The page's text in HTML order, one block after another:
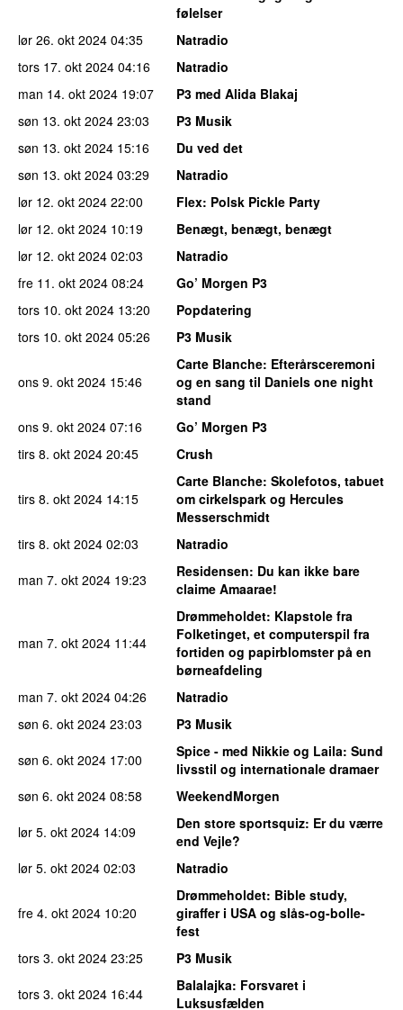
følelser
lør 26. okt 2024 04:35
Natradio
tors 17. okt 2024 04:16
Natradio
man 14. okt 2024 19:07
P3 med Alida Blakaj
søn 13. okt 2024 23:03
P3 Musik
søn 13. okt 2024 15:16
Du ved det
søn 13. okt 2024 03:29
Natradio
lør 12. okt 2024 22:00 Flex: Polsk Pickle Party
lør 12. okt 2024 10:19
Benægt, benægt, benægt
lør 12. okt 2024 02:03
Natradio
fre 11. okt 2024 08:24
Go’ Morgen P3
tors 10. okt 2024 13:20
Popdatering
tors 10. okt 2024 05:26 P3 Musik
ons 9. okt 2024 15:46
Carte Blanche: Efterårsceremoni
og en sang til Daniels one night
stand
ons 9. okt 2024 07:16
Go’ Morgen P3
tirs 8. okt 2024 20:45 Crush
tirs 8. okt 2024 14:15
Carte Blanche: Skolefotos, tabuet
om cirkelspark og Hercules
Messerschmidt
tirs 8. okt 2024 02:03
Natradio
man 7. okt 2024 19:23 Residensen: Du kan ikke bare
claime Amaarae!
man 7. okt 2024 11:44
Drømmeholdet: Klapstole fra
Folketinget, et computerspil fra
fortiden og papirblomster på en
børneafdeling
man 7. okt 2024 04:26
Natradio
søn 6. okt 2024 23:03
P3 Musik
søn 6. okt 2024 17:00 Spice - med Nikkie og Laila: Sund
livsstil og internationale dramaer
søn 6. okt 2024 08:58
WeekendMorgen
lør 5. okt 2024 14:09 Den store sportsquiz: Er du værre
end Vejle?
lør 5. okt 2024 02:03 Natradio
fre 4. okt 2024 10:20
Drømmeholdet: Bible study,
giraffer i USA og slås-og-bolle-
fest
tors 3. okt 2024 23:25
P3 Musik
tors 3. okt 2024 16:44 Balalajka: Forsvaret i
Luksusfælden